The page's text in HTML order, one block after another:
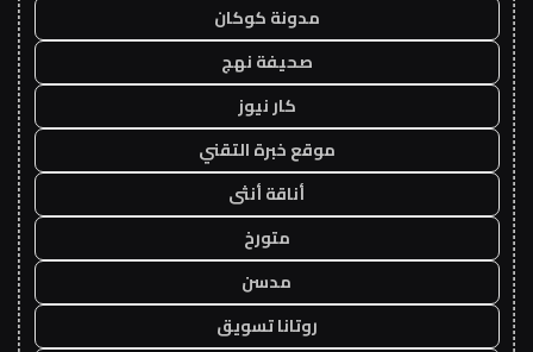
مدونة كوكان
صحيفة نهج
كار نيوز
موقع خبرة التقني
أناقة أنثى
متورخ
مدسن
روتانا تسويق